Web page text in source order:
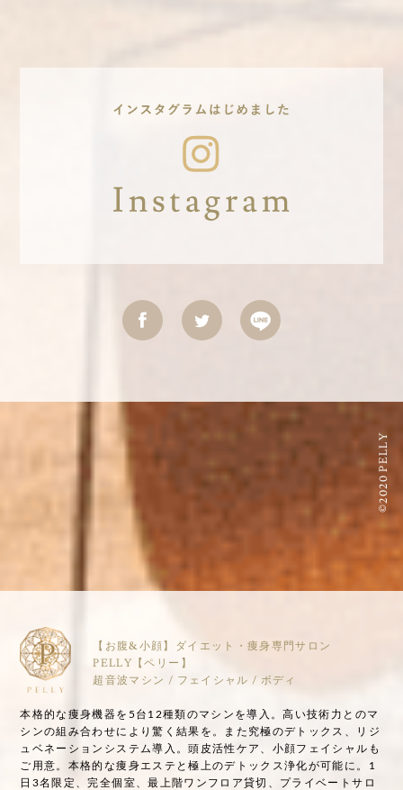
©2020 PELLY
【お腹&小顔】ダイエット・痩身専門サロン
PELLY【ペリー】
超音波マシン / フェイシャル / ボディ
本格的な痩身機器を5台12種類のマシンを導入。高い技術力とのマ
シンの組み合わせにより驚く結果を。また究極のデトックス、リジ
ュベネーションシステム導入。頭皮活性ケア、小顔フェイシャルも
ご用意。本格的な痩身エステと極上のデトックス浄化が可能に。1
日3名限定、完全個室、最上階ワンフロア貸切、プライベートサロ